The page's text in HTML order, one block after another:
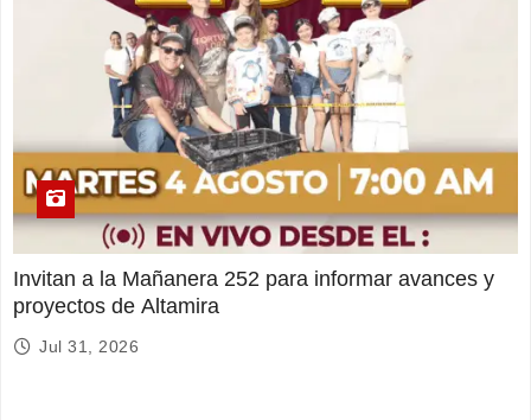
Invitan a la Mañanera 252 para informar avances y
proyectos de Altamira
Jul 31, 2026